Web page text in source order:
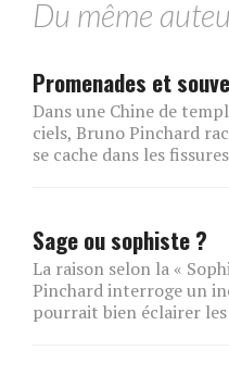
Du même
Promenades et
Dans une Chine de
ciels, Bruno Pinchard
se cache dans les
Sage ou sophiste ?
La raison selon la «
Pinchard interroge un
pourrait bien éclairer